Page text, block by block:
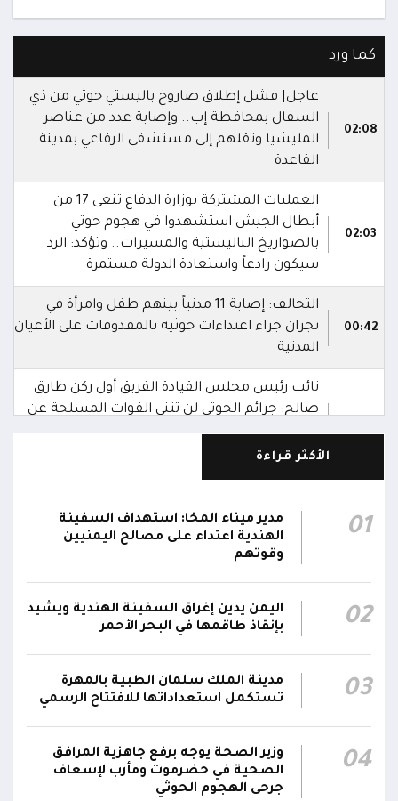
كما ورد
02:08
عاجل| فشل إطلاق صاروخ باليستي حوثي من ذي
السفال بمحافظة إب.. وإصابة عدد من عناصر
المليشيا ونقلهم إلى مستشفى الرفاعي بمدينة
القاعدة
02:03
العمليات المشتركة بوزارة الدفاع تنعى 17 من
أبطال الجيش استشهدوا في هجوم حوثي
بالصواريخ الباليستية والمسيرات.. وتؤكد: الرد
سيكون رادعاً واستعادة الدولة مستمرة
00:42
التحالف: إصابة 11 مدنياً بينهم طفل وامرأة في
نجران جراء اعتداءات حوثية بالمقذوفات على الأعيان
المدنية
نائب رئيس مجلس القيادة الفريق أول ركن طارق
صالح: جرائم الحوثي لن تثني القوات المسلحة عن
أداء واجبها الوطني واستعادة الدولة وعاصمتها
صنعاء
00:28
صالح يشيد بالروح القتالية العالية لكافة منتسبي
الفرقتين الأولى والثالثة وحسن التعامل مع الموقف
وثبات المقاتلين في مواقعهم
00:26
الفريق أول ركن طارق صالح يعزي في اتصالين
هاتفيين قائدي الفرقتين الأولى والثالثة طوارئ في
استشهاد عدد من الأبطال بالهجوم الحوثي الغادر
اللجنة الأمنية بحضرموت تدين هجوم مليشيا
الحوثي على القوات المسلحة وتؤكد استمرار
والاستقرار
جدد #المكتب_السياسي تمسكه بمواصلة النضال
الأكثر قراءة
01
مدير ميناء المخا: استهداف السفينة
الهندية اعتداء على مصالح اليمنيين
وقوتهم
02
اليمن يدين إغراق السفينة الهندية ويشيد
بإنقاذ طاقمها في البحر الأحمر
03
مدينة الملك سلمان الطبية بالمهرة
تستكمل استعداداتها للافتتاح الرسمي
04
وزير الصحة يوجه برفع جاهزية المرافق
الصحية في حضرموت ومأرب لإسعاف
جرحى الهجوم الحوثي